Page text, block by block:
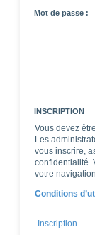
Mot de passe :
INSCRIPTION
Vous devez
Les
vous inscrire,
confidentialité.
votre navigation.
Conditions
Inscription